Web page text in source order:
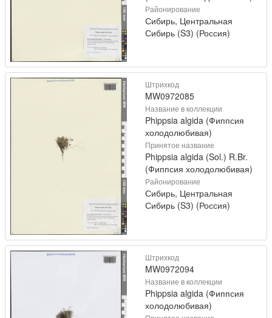
Районирование
Сибирь, Центральная
Сибирь (S3) (Россия)
Штрихкод
MW0972085
Название в коллекции
Phippsia algida (Фиппсия
холодолюбивая)
Принятое название
Phippsia algida (Sol.) R.Br.
(Фиппсия холодолюбивая)
Районирование
Сибирь, Центральная
Сибирь (S3) (Россия)
Штрихкод
MW0972094
Название в коллекции
Phippsia algida (Фиппсия
холодолюбивая)